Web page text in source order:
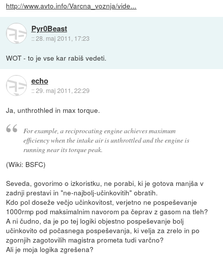
http://www.avto.info/Varcna_voznja/vide...
Pyr0Beast
::28. maj 2011, 17:23
WOT - to je vse kar rabiš vedeti.
echo
::29. maj 2011, 22:29
Ja, unthrothled in max torque.
For example, a reciprocating engine achieves maximum
efficiency when the intake air is unthrottled and the engine is
running near its torque peak.
(Wiki: BSFC)
Seveda, govorimo o izkoristku, ne porabi, ki je gotova manjša v
zadnji prestavi in "ne-najbolj-učinkovitih" obratih.
Kdo pol doseže večjo učinkovitost, verjetno ne pospeševanje
1000rmp pod maksimalnim navorom pa čeprav z gasom na tleh?
A ni čudno, da je po tej logiki objestno pospeševanje bolj
učinkovito od počasnega pospeševanja, ki velja za zrelo in po
zgornjih zagotovilih magistra prometa tudi varčno?
Ali je moja logika zgrešena?